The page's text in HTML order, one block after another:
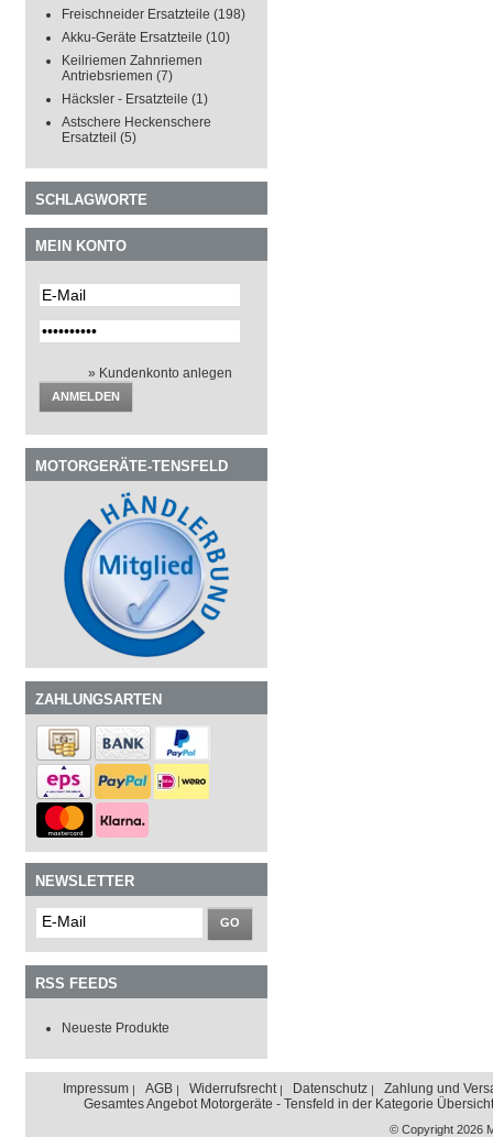
Freischneider Ersatzteile (198)
Akku-Geräte Ersatzteile (10)
Keilriemen Zahnriemen
Antriebsriemen (7)
Häcksler - Ersatzteile (1)
Astschere Heckenschere
Ersatzteil (5)
SCHLAGWORTE
MEIN KONTO
» Kundenkonto anlegen
ANMELDEN
MOTORGERÄTE-TENSFELD
ZAHLUNGSARTEN
NEWSLETTER
GO
RSS FEEDS
Neueste Produkte
Impressum AGB Widerrufsrecht Datenschutz
Zahlung und
Gesamtes Angebot Motorgeräte - Tensfeld in der Kategorie Übersicht
© Copyright 2026